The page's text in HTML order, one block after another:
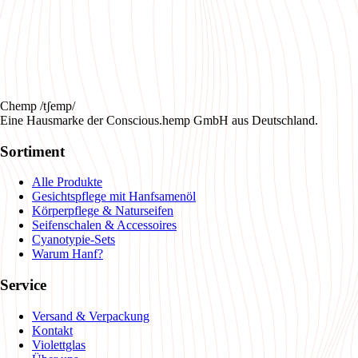
Chemp /tʃemp/
Eine Hausmarke der Conscious.hemp GmbH aus Deutschland.
Sortiment
Alle Produkte
Gesichtspflege mit Hanfsamenöl
Körperpflege & Naturseifen
Seifenschalen & Accessoires
Cyanotypie-Sets
Warum Hanf?
Service
Versand & Verpackung
Kontakt
Violettglas